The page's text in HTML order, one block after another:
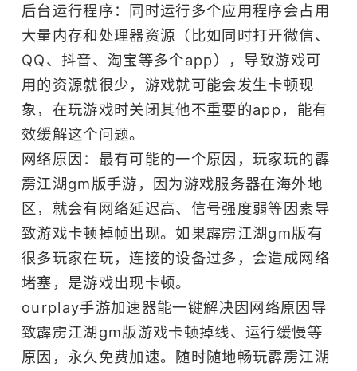
后台运行程序：同时运行多个应用程序会占用
大量内存和处理器资源（比如同时打开微信、
QQ、抖音、淘宝等多个app），导致游戏可
用的资源就很少，游戏就可能会发生卡顿现
象，在玩游戏时关闭其他不重要的app，能有
效缓解这个问题。
网络原因：最有可能的一个原因，玩家玩的霹
雳江湖gm版手游，因为游戏服务器在海外地
区，就会有网络延迟高、信号强度弱等因素导
致游戏卡顿掉帧出现。如果霹雳江湖gm版有
很多玩家在玩，连接的设备过多，会造成网络
堵塞，是游戏出现卡顿。
ourplay手游加速器能一键解决因网络原因导
致霹雳江湖gm版游戏卡顿掉线、运行缓慢等
原因，永久免费加速。随时随地畅玩霹雳江湖